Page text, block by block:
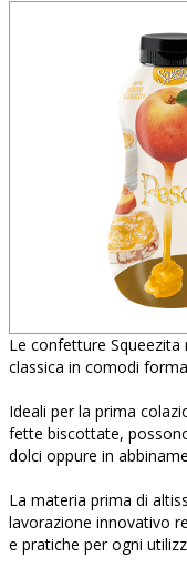
Le confetture
classica in comodi
Ideali per la prima
fette biscottate,
dolci oppure in
La materia prima di
lavorazione innovativo
e pratiche per ogni